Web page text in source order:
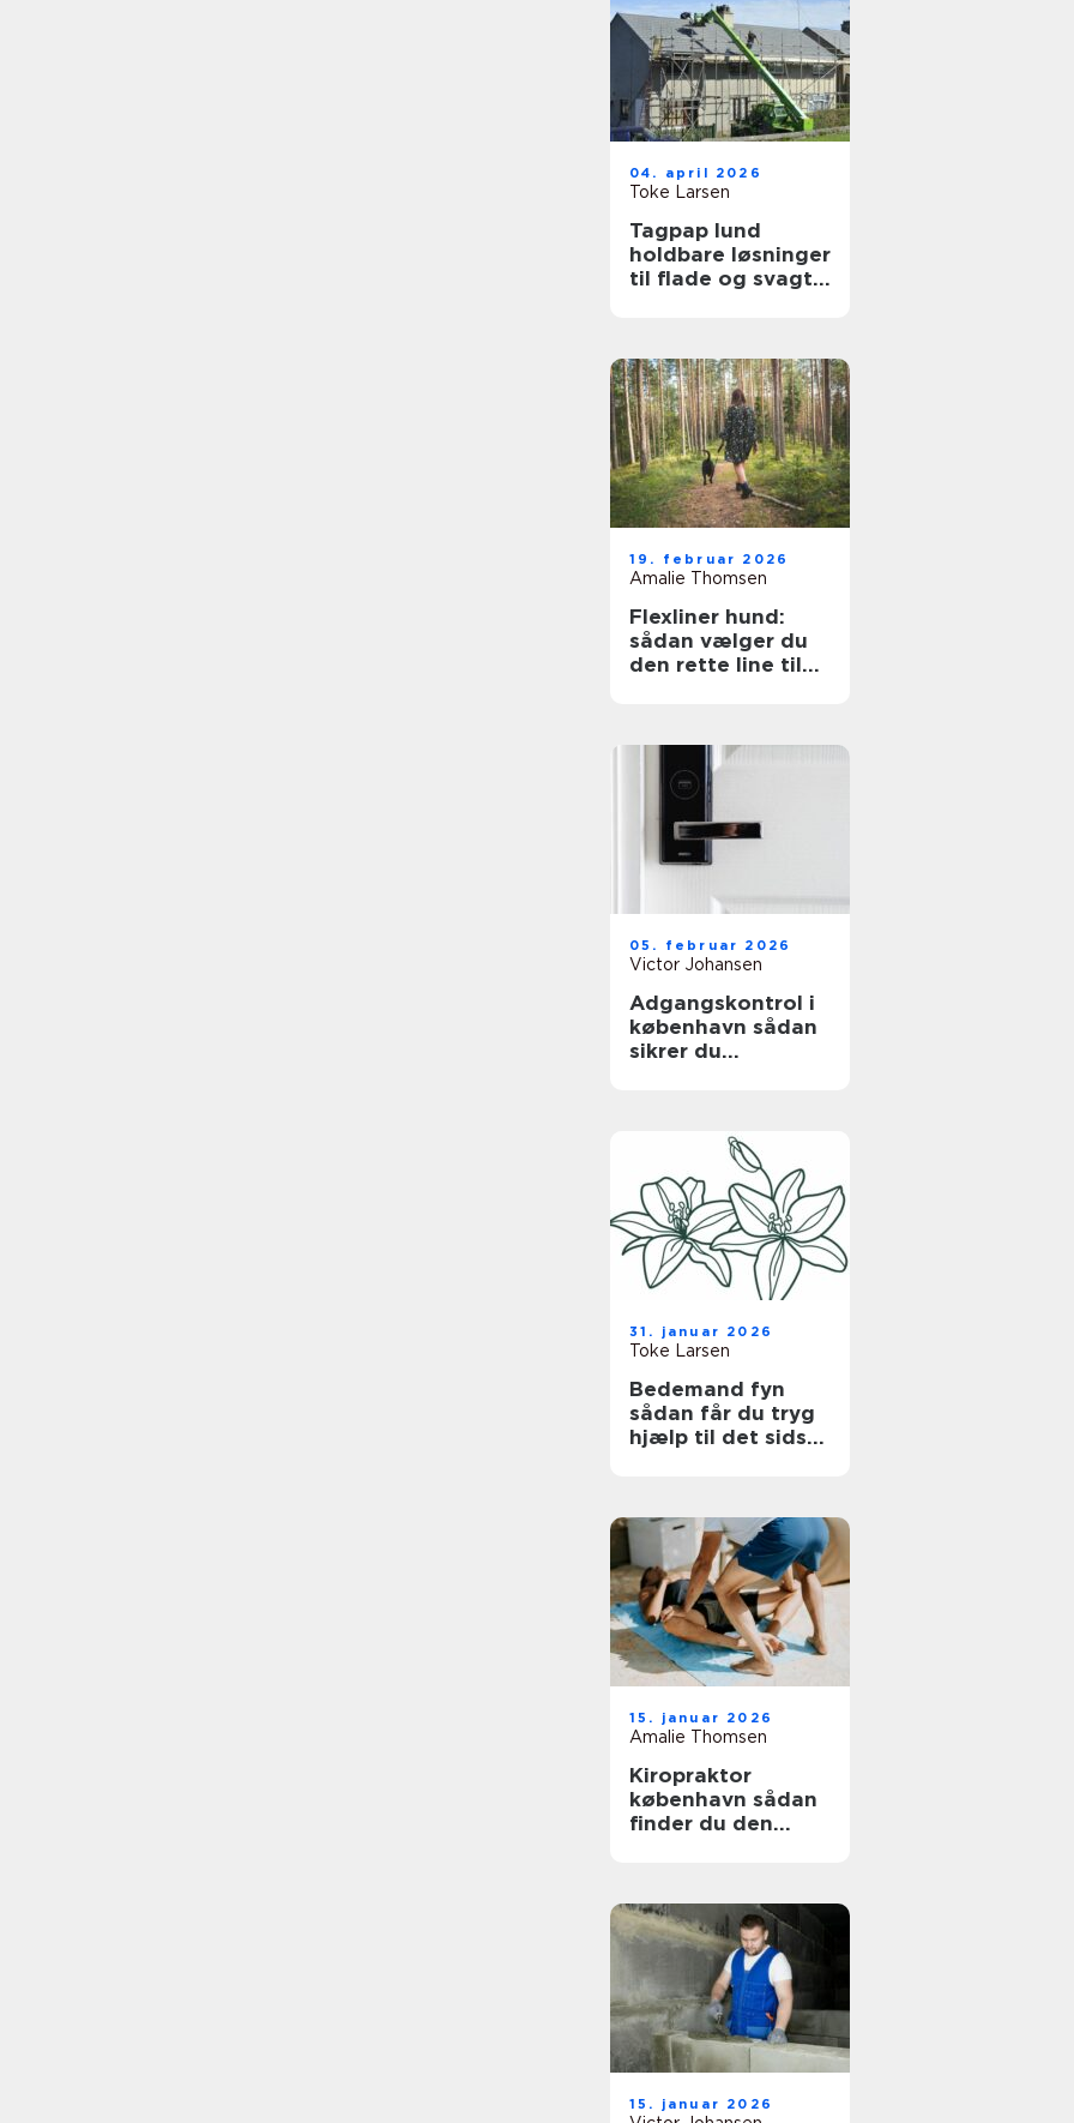
04. april 2026
Toke Larsen
Tagpap lund
holdbare løsninger
til flade og svagt
19. februar 2026
Amalie Thomsen
Flexliner hund:
sådan vælger du
den rette line til
05. februar 2026
Victor Johansen
Adgangskontrol i
københavn sådan
sikrer du
31. januar 2026
Toke Larsen
Bedemand fyn
sådan får du tryg
hjælp til det sidste
15. januar 2026
Amalie Thomsen
Kiropraktor
københavn sådan
finder du den
15. januar 2026